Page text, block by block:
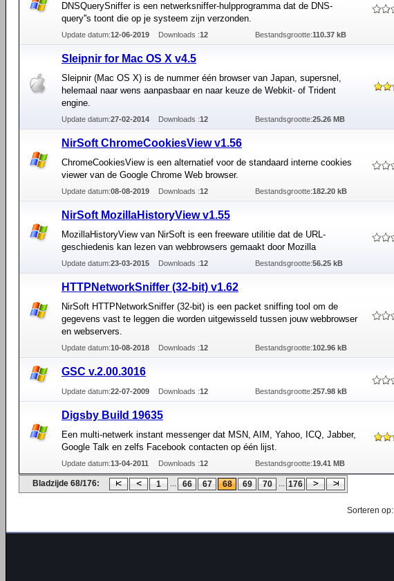
DNSQuerySniffer is een netwerksniffer-hulpprogramma dat de DNS-
query''s toont die op je systeem zijn verzonden.
Update datum:12-06-2019 Downloads :12 Bestandsgrootte:110.37 kB
Sleipnir for Mac OS X v4.5
Sleipnir (Mac OS X) is de nummer één browser van Japan, supersnel,
helemaal naar wens aanpasbaar en naar keuze de Webkit- of Trident
engine.
Update datum:27-02-2014 Downloads :12 Bestandsgrootte:25.26 MB
NirSoft ChromeCookiesView v1.56
ChromeCookiesView is een alternatief voor de standaard interne cookies
viewer van de Google Chrome Web browser.
Update datum:08-08-2019 Downloads :12 Bestandsgrootte:182.20 kB
NirSoft MozillaHistoryView v1.55
MozillaHistoryView van NirSoft is een freeware utilitie dat de URL-
geschiedenis kan lezen van webbrowsers gemaakt door Mozilla
Update datum:23-03-2015 Downloads :12 Bestandsgrootte:56.25 kB
HTTPNetworkSniffer (32-bit) v1.62
NirSoft HTTPNetworkSniffer (32-bit) is een packet sniffing tool om de
gegevens vast te leggen die worden uitgewisseld tussen jouw webbrowser
en webservers.
Update datum:10-08-2018 Downloads :12 Bestandsgrootte:102.96 kB
GSC v.2.00.3016
Update datum:22-07-2009 Downloads :12 Bestandsgrootte:257.98 kB
Digsby Build 19635
Een multi-netwerk instant messenger dat MSN, AIM, Yahoo, ICQ, Jabber,
Google Talk en zelfs Facebook contacten op één lijst.
Update datum:13-04-2011 Downloads :12 Bestandsgrootte:19.41 MB
Bladzijde 68/176: 1 ... 66 67 68 69 70 ... 176
Sorteren op: